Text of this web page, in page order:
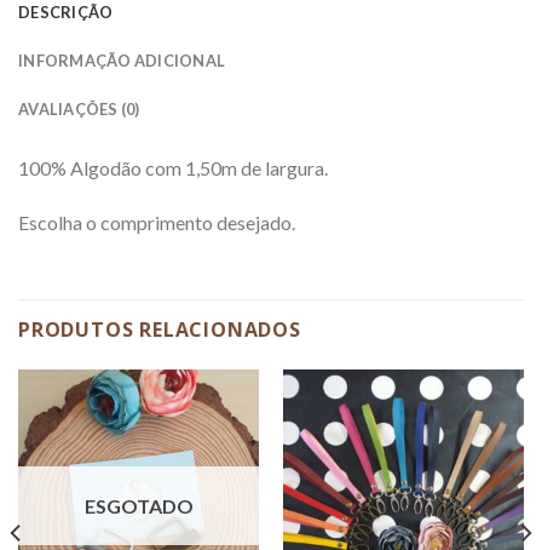
DESCRIÇÃO
INFORMAÇÃO ADICIONAL
AVALIAÇÕES (0)
100% Algodão com 1,50m de largura.
Escolha o comprimento desejado.
PRODUTOS RELACIONADOS
ESGOTADO